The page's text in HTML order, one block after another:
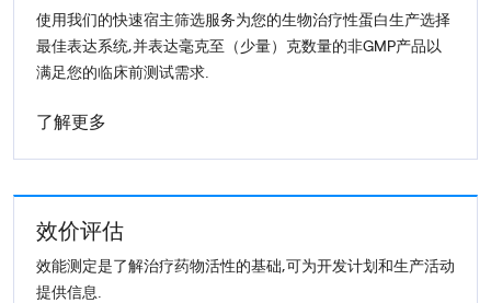
使用我们的快速宿主筛选服务为您的生物治疗性蛋白生产选择
最佳表达系统,并表达毫克至（少量）克数量的非GMP产品以
满足您的临床前测试需求.
了解更多
效价评估
效能测定是了解治疗药物活性的基础,可为开发计划和生产活动
提供信息.